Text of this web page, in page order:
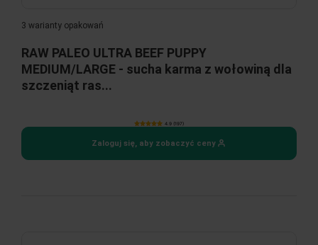
3 warianty opakowań
RAW PALEO ULTRA BEEF PUPPY
MEDIUM/LARGE - sucha karma z wołowiną dla
szczeniąt ras...
4.9 (197)
Zaloguj się, aby zobaczyć ceny